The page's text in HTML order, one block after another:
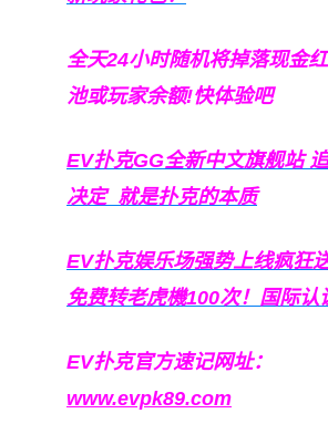
全天24小时随机将掉落现金
池或玩家余额!快体验吧
EV扑克GG全新中文旗舰站
决定 就是扑克的本质
EV扑克娱乐场强势上线疯狂
免费转老虎機100次！国际认
EV扑克官方速记网址：
www.evpk89.com